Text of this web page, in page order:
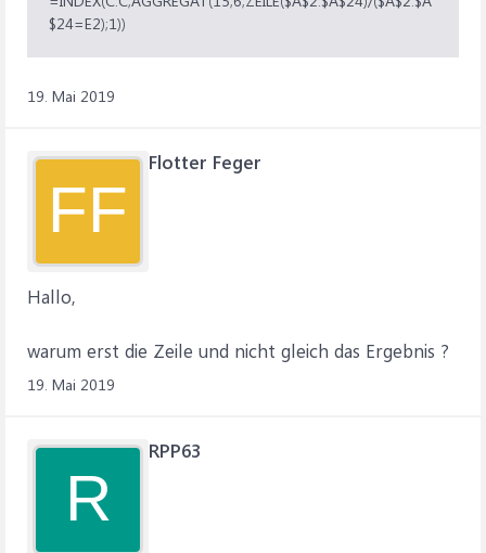
$24=E2);1))
19. Mai 2019
FF
Flotter Feger
Hallo,
warum erst die Zeile und nicht gleich das Ergebnis ?
19. Mai 2019
R
RPP63